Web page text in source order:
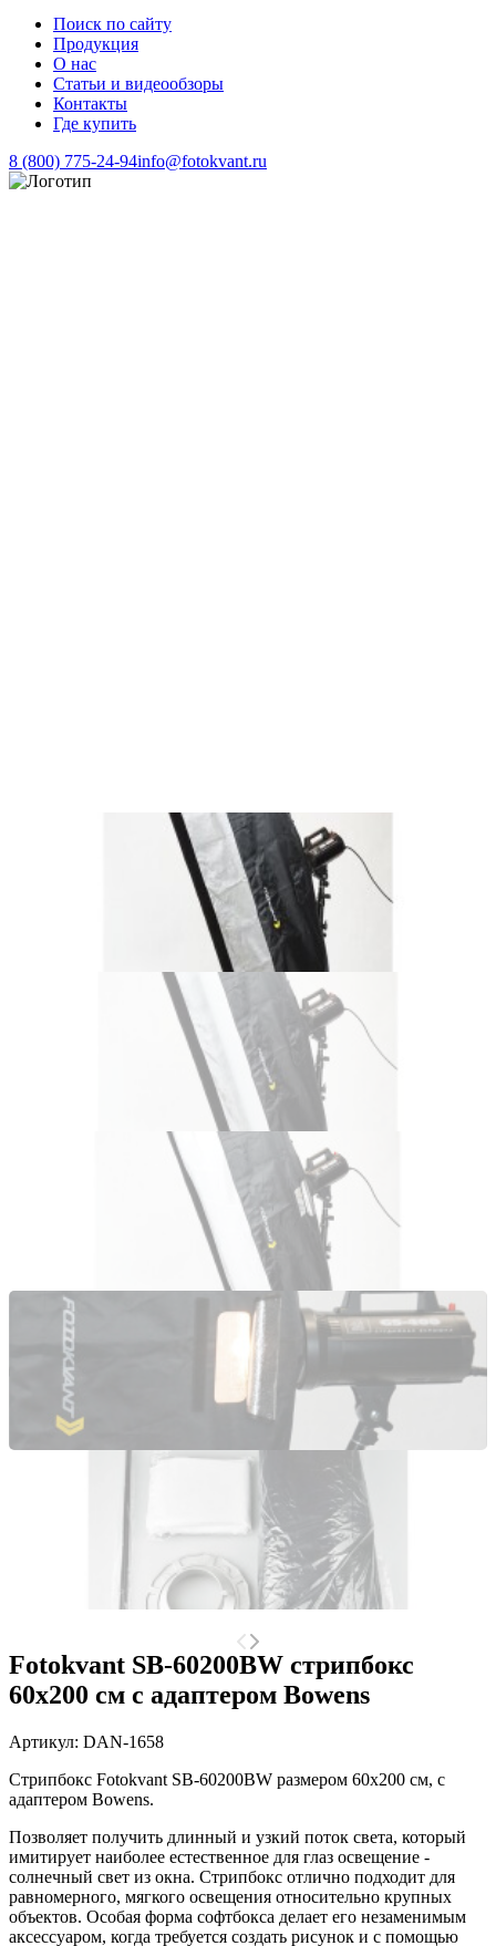
Поиск по сайту
Продукция
О нас
Статьи и видеообзоры
Контакты
Где купить
8 (800) 775-24-94info@fotokvant.ru
Fotokvant SB-60200BW стрипбокс
60х200 см с адаптером Bowens
Артикул: DAN-1658
Стрипбокс Fotokvant SB-60200BW размером 60х200 см, с
адаптером Bowens.
Позволяет получить длинный и узкий поток света, который
имитирует наиболее естественное для глаз освещение -
солнечный свет из окна. Стрипбокс отлично подходит для
равномерного, мягкого освещения относительно крупных
объектов. Особая форма софтбокса делает его незаменимым
аксессуаром, когда требуется создать рисунок и с помощью